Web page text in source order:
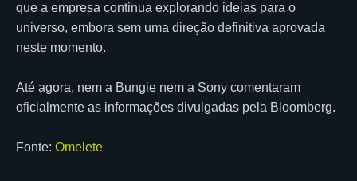
que a empresa continua explorando ideias para o
universo, embora sem uma direção definitiva aprovada
neste momento.
Até agora, nem a Bungie nem a Sony comentaram
oficialmente as informações divulgadas pela Bloomberg.
Fonte: Omelete